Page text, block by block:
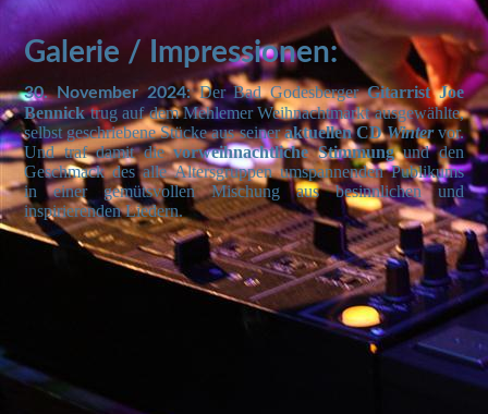
Galerie / Impressionen:
30. November 2024: Der BadGodesberger Gitarrist Joe
Bennick trugauf dem Mehlemer Weihnachtmarkt ausgewählte,
selbst geschriebene Stücke aus seineraktuellen CDWinter vor.
Und traf damit dievorweihnachtliche Stimmungund den
Geschmack des alle Altersgruppen umspannenden Publikums
in einer gemütsvollen Mischung aus besinnlichen und
inspirierenden Liedern.
252d66a3-8f26-4258-a87c-12c5f3ab4564
5294b1e0-4212-4495-a48d-17489fb2f055
1f2af48a-7bb8-4b6c-9008-e7e655d4b89d